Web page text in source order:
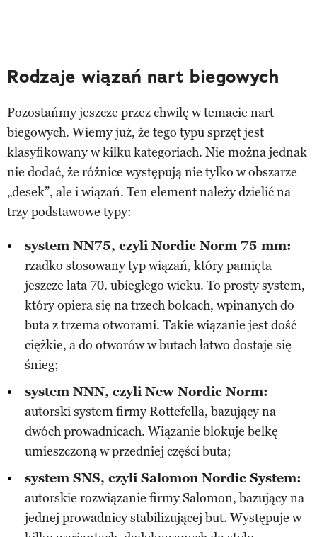
Rodzaje wiązań nart biegowych
Pozostańmy jeszcze przez chwilę w temacie nart
biegowych. Wiemy już, że tego typu sprzęt jest
klasyfikowany w kilku kategoriach. Nie można jednak
nie dodać, że różnice występują nie tylko w obszarze
„desek”, ale i wiązań. Ten element należy dzielić na
trzy podstawowe typy:
system NN75, czyli Nordic Norm 75 mm:
rzadko stosowany typ wiązań, który pamięta
jeszcze lata 70. ubiegłego wieku. To prosty system,
który opiera się na trzech bolcach, wpinanych do
buta z trzema otworami. Takie wiązanie jest dość
ciężkie, a do otworów w butach łatwo dostaje się
śnieg;
system NNN, czyli New Nordic Norm:
autorski system firmy Rottefella, bazujący na
dwóch prowadnicach. Wiązanie blokuje belkę
umieszczoną w przedniej części buta;
system SNS, czyli Salomon Nordic System:
autorskie rozwiązanie firmy Salomon, bazujący na
jednej prowadnicy stabilizującej but. Występuje w